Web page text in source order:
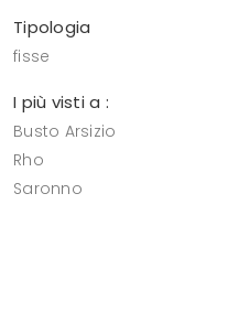
Tipologia
fisse
I più visti a :
Busto Arsizio
Rho
Saronno